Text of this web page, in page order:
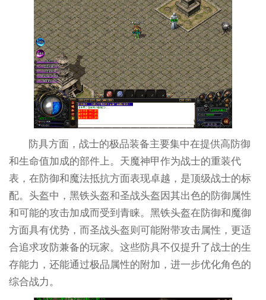
防具方面，战士的极品装备主要集中在提供高防御
和生命值加成的部件上。天魔神甲作为战士的重装代
表，在防御和魔法抵抗方面表现卓越，是顶级战士的标
配。头盔中，黑铁头盔和圣战头盔因其出色的防御属性
和可能的攻击加成而受到青睐。黑铁头盔在防御和魔御
方面具有优势，而圣战头盔则可能附带攻击属性，更适
合追求攻防兼备的玩家。这些防具不仅提升了战士的生
存能力，还能通过极品属性的附加，进一步优化角色的
综合战力。